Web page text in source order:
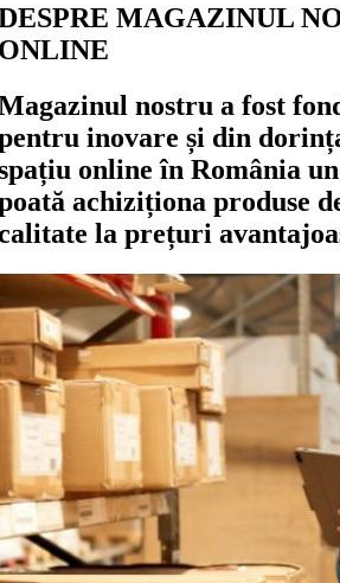
MAGAZINUL
nostru a fost
inovare și din
online în România
achiziționa produse
la prețuri